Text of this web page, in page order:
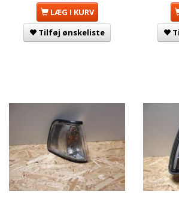
LÆG I KURV
Tilføj ønskeliste